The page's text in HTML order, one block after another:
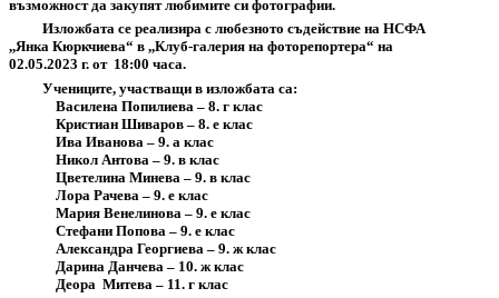
възможност да закупят любимите си фотографии.
Изложбата се реализира с любезното съдействие на НСФА
,,Янка Кюркчиева“ в ,,Клуб-галерия на фоторепортера“ на
02.05.2023 г. от 18:00 часа.
Учениците, участващи в изложбата са:
Василена Попилиева – 8. г клас
Кристиан Шиваров – 8. е клас
Ива Иванова – 9. а клас
Никол Антова – 9. в клас
Цветелина Минева – 9. в клас
Лора Рачева – 9. е клас
Мария Венелинова – 9. е клас
Стефани Попова – 9. е клас
Александра Георгиева – 9. ж клас
Дарина Данчева – 10. ж клас
Деора Митева – 11. г клас